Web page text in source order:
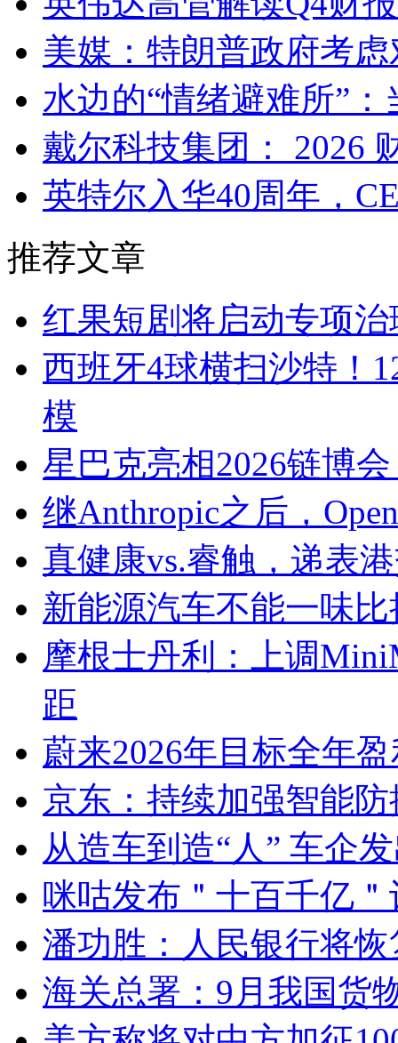
美媒：特朗普政府考
水边的“情绪避难所”
戴尔科技集团： 2026
英特尔入华40周年，
推荐文章
红果短剧将启动专项
西班牙4球横扫沙特！
模
星巴克亮相2026链博
继Anthropic之后，
真健康vs.睿触，递表
新能源汽车不能一味比
摩根士丹利：上调
距
蔚来2026年目标全年
京东：持续加强智能
从造车到造“人” 车企
咪咕发布＂十百千亿
潘功胜：人民银行将
海关总署：9月我国货